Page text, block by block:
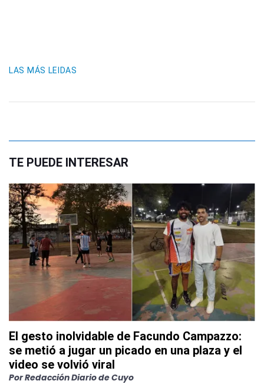
LAS MÁS LEIDAS
TE PUEDE INTERESAR
El gesto inolvidable de Facundo Campazzo:
se metió a jugar un picado en una plaza y el
video se volvió viral
PorRedacción Diario de Cuyo